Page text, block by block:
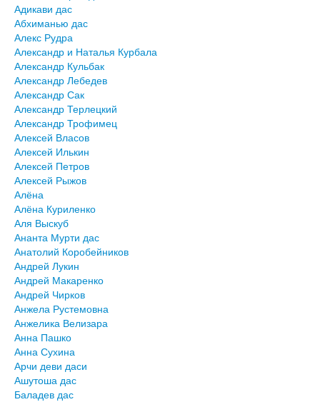
Адикави дас
Абхиманью дас
Алекс Рудра
Александр и Наталья Курбала
Александр Кульбак
Александр Лебедев
Александр Сак
Александр Терлецкий
Александр Трофимец
Алексей Власов
Алексей Илькин
Алексей Петров
Алексей Рыжов
Алёна
Алёна Куриленко
Аля Выскуб
Ананта Мурти дас
Анатолий Коробейников
Андрей Лукин
Андрей Макаренко
Андрей Чирков
Анжела Рустемовна
Анжелика Велизара
Анна Пашко
Анна Сухина
Арчи деви даси
Ашутоша дас
Баладев дас